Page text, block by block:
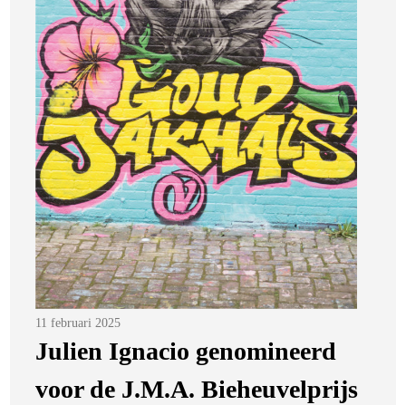
Posted
on
11 februari 2025
Julien Ignacio genomineerd
voor de J.M.A. Bieheuvelprijs